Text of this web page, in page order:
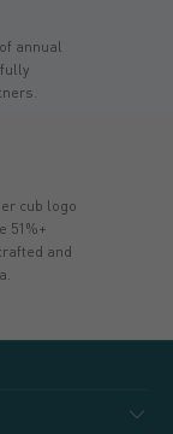
annual
cub logo
51%+
and